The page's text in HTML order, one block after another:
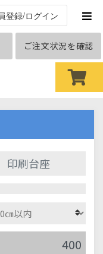
登録/ログイン
ご注文状況を確認
印刷台座